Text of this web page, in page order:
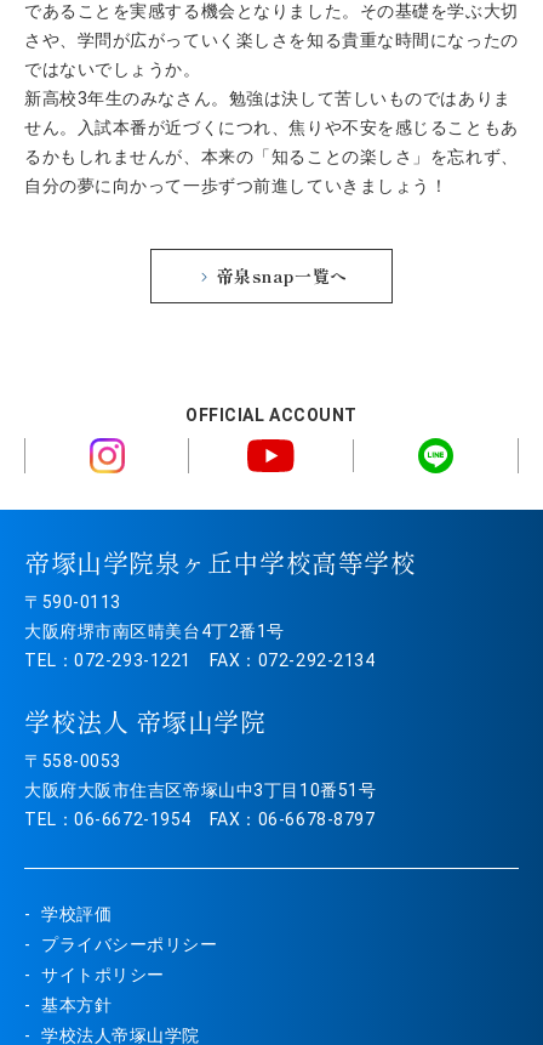
であることを実感する機会となりました。その基礎を学ぶ大切
さや、学問が広がっていく楽しさを知る貴重な時間になったの
ではないでしょうか。
新高校3年生のみなさん。勉強は決して苦しいものではありま
せん。入試本番が近づくにつれ、焦りや不安を感じることもあ
るかもしれませんが、本来の「知ることの楽しさ」を忘れず、
自分の夢に向かって一歩ずつ前進していきましょう！
帝泉snap一覧へ
OFFICIAL ACCOUNT
帝塚山学院泉ヶ丘中学校高等学校
〒590-0113
大阪府堺市南区晴美台4丁2番1号
TEL：072-293-1221 FAX：072-292-2134
学校法人 帝塚山学院
〒558-0053
大阪府大阪市住吉区帝塚山中3丁目10番51号
TEL：06-6672-1954 FAX：06-6678-8797
学校評価
プライバシーポリシー
サイトポリシー
基本方針
学校法人帝塚山学院